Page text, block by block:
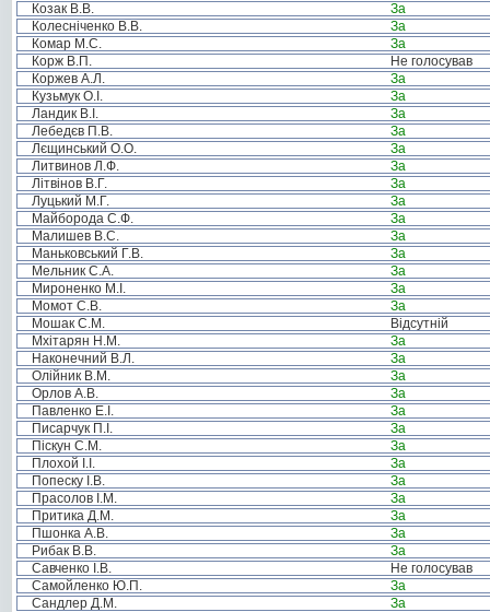
Козак В.В.
За
Колесніченко В.В.
За
Комар М.С.
За
Корж В.П.
Не голосував
Коржев А.Л.
За
Кузьмук О.І.
За
Ландик В.І.
За
Лебедєв П.В.
За
Лєщинський О.О.
За
Литвинов Л.Ф.
За
Літвінов В.Г.
За
Луцький М.Г.
За
Майборода С.Ф.
За
Малишев В.С.
За
Маньковський Г.В.
За
Мельник С.А.
За
Мироненко М.І.
За
Момот С.В.
За
Мошак С.М.
Відсутній
Мхітарян Н.М.
За
Наконечний В.Л.
За
Олійник В.М.
За
Орлов А.В.
За
Павленко Е.І.
За
Писарчук П.І.
За
Піскун С.М.
За
Плохой І.І.
За
Попеску І.В.
За
Прасолов І.М.
За
Притика Д.М.
За
Пшонка А.В.
За
Рибак В.В.
За
Савченко І.В.
Не голосував
Самойленко Ю.П.
За
Сандлер Д.М.
За